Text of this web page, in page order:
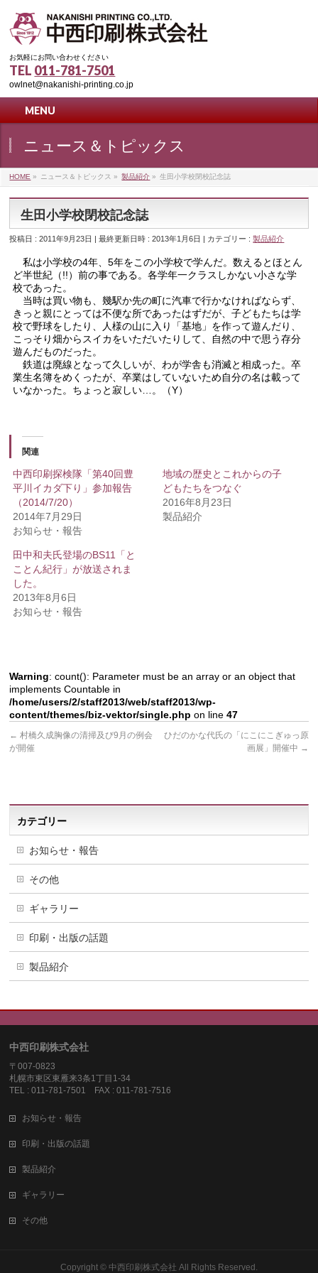
お気軽にお問い合わせください
TEL 011-781-7501
owlnet@nakanishi-printing.co.jp
MENU
ニュース＆トピックス
HOME » ニュース＆トピックス » 製品紹介 » 生田小学校閉校記念誌
生田小学校閉校記念誌
投稿日 : 2011年9月23日 最終更新日時 : 2013年1月6日 カテゴリー :製品紹介
私は小学校の4年、5年をこの小学校で学んだ。数えるとほとん
ど半世紀（!!）前の事である。各学年一クラスしかない小さな学
校であった。
当時は買い物も、幾駅か先の町に汽車で行かなければならず、
きっと親にとっては不便な所であったはずだが、子どもたちは学
校で野球をしたり、人様の山に入り「基地」を作って遊んだり、
こっそり畑からスイカをいただいたりして、自然の中で思う存分
遊んだものだった。
鉄道は廃線となって久しいが、わが学舎も消滅と相成った。卒
業生名簿をめくったが、卒業はしていないため自分の名は載って
いなかった。ちょっと寂しい…。（Y）
関連
中西印刷探検隊「第40回豊
平川イカダ下り」参加報告
（2014/7/20）
2014年7月29日
お知らせ・報告
地域の歴史とこれからの子
どもたちをつなぐ
2016年8月23日
製品紹介
田中和夫氏登場のBS11「と
ことん紀行」が放送されま
した。
2013年8月6日
お知らせ・報告
Warning: count(): Parameter must be an array or an object that
implements Countable in
/home/users/2/staff2013/web/staff2013/wp-
content/themes/biz-vektor/single.php on line47
← 村橋久成胸像の清掃及び9月の例会
が開催
ひだのかな代氏の「にこにこぎゅっ原
画展」開催中 →
カテゴリー
お知らせ・報告
その他
ギャラリー
印刷・出版の話題
製品紹介
中西印刷株式会社
〒007-0823
札幌市東区東雁来3条1丁目1-34
TEL : 011-781-7501 FAX : 011-781-7516
お知らせ・報告
印刷・出版の話題
製品紹介
ギャラリー
その他
Copyright © 中西印刷株式会社 All Rights Reserved.